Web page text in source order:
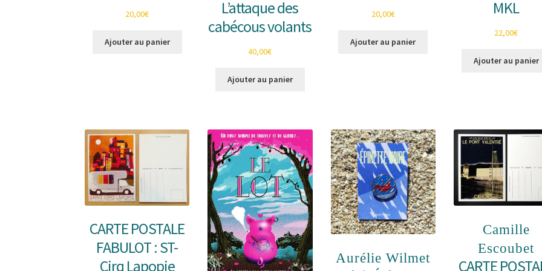
20,00€
Ajouter au panier
L’attaque des
cabécous volants
40,00€
Ajouter au panier
20,00€
Ajouter au panier
MKL
22,00€
Ajouter au panier
CARTE POSTALE
FABULOT : ST-
Cirq Lapopie
Aurélie Wilmet
Camille
Escoubet
CARTE